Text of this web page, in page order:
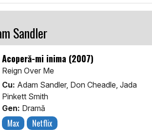
Sandler
Acoperă-mi inima (2007)
Reign Over Me
Cu: Adam Sandler, Don Cheadle, Jada
Pinkett Smith
Gen: Dramă
Max Netflix